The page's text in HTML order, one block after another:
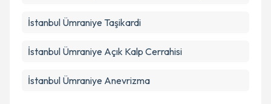
İstanbul Ümraniye Taşikardi
İstanbul Ümraniye Açık Kalp Cerrahisi
İstanbul Ümraniye Anevrizma